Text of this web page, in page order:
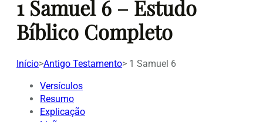
1 Samuel 6 – Estudo
Bíblico Completo
Início>Antigo Testamento> 1 Samuel 6
Versículos
Resumo
Explicação